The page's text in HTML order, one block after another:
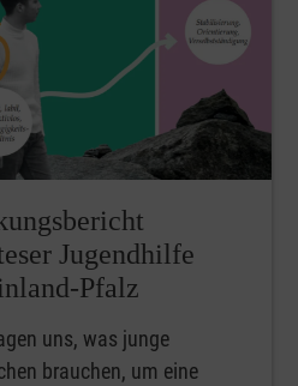
Jugendhilfe
Pfalz
uns, was junge
brauchen, um eine